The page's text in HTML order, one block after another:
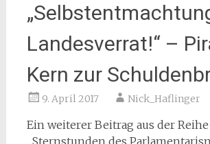
Landesverrat!“ –
Kern zur
9. April 2017 Nick_Haflinger
Ein weiterer Beitrag aus der Reihe
„Sternstunden des